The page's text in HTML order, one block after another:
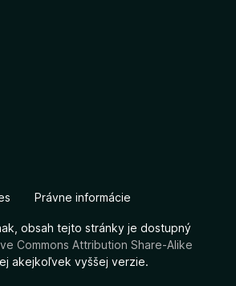
Právne informácie
obsah tejto stránky je dostupný
Commons Attribution Share-Alike
akejkoľvek vyššej verzie.